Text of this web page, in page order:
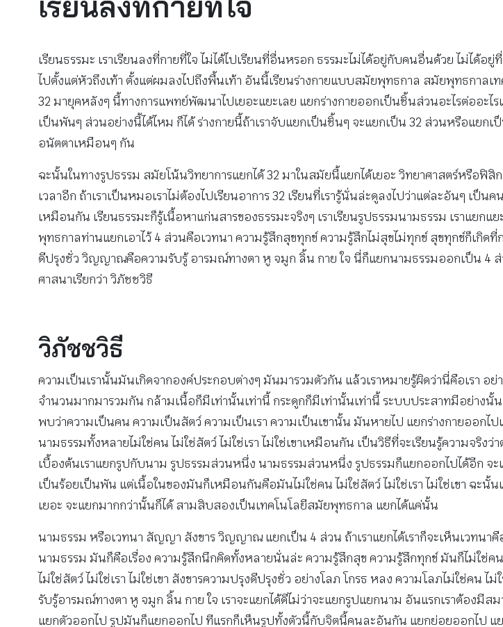
เรียนธรรมะ เราเรียนลงที่กายที่ใจ ไม่ได้ไปเรียนที่อื่นหรอก ธรรมะไม่ได้อยู่กับคนอื่นด้วย ไม่ได้อยู่
ไปตั้งแต่หัวถึงเท้า ตั้งแต่ผมลงไปถึงพื้นเท้า อันนี้เรียนร่างกายแบบสมัยพุทธกาล สมัยพุทธกาลเ
32 มายุคหลังๆ นี้ทางการแพทย์พัฒนาไปเยอะแยะเลย แยกร่างกายออกเป็นชิ้นส่วนอะไรต่ออะไ
เป็นพันๆ ส่วนอย่างนี้ได้ไหม ก็ได้ ร่างกายนี้ถ้าเราจับแยกเป็นชิ้นๆ จะแยกเป็น 32 ส่วนหรือแย
อนัตตาเหมือนๆ กัน
ฉะนั้นในทางรูปธรรม สมัยโน้นวิทยาการแยกได้ 32 มาในสมัยนี้แยกได้เยอะ วิทยาศาสตร์หรือ
เวลาอีก ถ้าเราเป็นหมอเราไม่ต้องไปเรียนอาการ 32 เรียนที่เรารู้นั่นล่ะดูลงไปว่าแต่ละอันๆ เป็
เหมือนกัน เรียนธรรมะก็รู้เนื้อหาแก่นสารของธรรมะจริงๆ เราเรียนรูปธรรมนามธรรม เราแย
พุทธกาลท่านแยกเอาไว้ 4 ส่วนคือเวทนา ความรู้สึกสุขทุกข์ ความรู้สึกไม่สุขไม่ทุกข์ สุขทุกข์ก็เกิ
ดีปรุงชั่ว วิญญาณคือความรับรู้ อารมณ์ทางตา หู จมูก ลิ้น กาย ใจ นี่ก็แยกนามธรรมออกเป็น 4 ส่
ศาสนาเรียกว่า วิภัชชวิธี
วิภัชชวิธี
ความเป็นเรานั้นมันเกิดจากองค์ประกอบต่างๆ มันมารวมตัวกัน แล้วเราหมายรู้ผิดว่านี่คือเรา
จำนวนมากมารวมกัน กล้ามเนื้อก็มีเท่านั้นเท่านี้ กระดูกก็มีเท่านั้นเท่านี้ ระบบประสาทมีอย่างนั้
พบว่าความเป็นคน ความเป็นสัตว์ ความเป็นเรา ความเป็นเขานั้น มันหายไป แยกร่างกายออกไ
นามธรรมทั้งหลายไม่ใช่คน ไม่ใช่สัตว์ ไม่ใช่เรา ไม่ใช่เขาเหมือนกัน เป็นวิธีที่จะเรียนรู้ความจริงว่
เบื้องต้นเราแยกรูปกับนาม รูปธรรมส่วนหนึ่ง นามธรรมส่วนหนึ่ง รูปธรรมก็แยกออกไปได้อีก จ
เป็นร้อยเป็นพัน แต่เนื้อในของมันก็เหมือนกันคือมันไม่ใช่คน ไม่ใช่สัตว์ ไม่ใช่เรา ไม่ใช่เขา ฉะนั้
เยอะ จะแยกมากกว่านั้นก็ได้ สามสิบสองเป็นเทคโนโลยีสมัยพุทธกาล แยกได้แค่นั้น
นามธรรม หรือเวทนา สัญญา สังขาร วิญญาณ แยกเป็น 4 ส่วน ถ้าเราแยกได้เราก็จะเห็นเวทนาคื
นามธรรม มันก็คือเรื่อง ความรู้สึกนึกคิดทั้งหลายนั่นล่ะ ความรู้สึกสุข ความรู้สึกทุกข์ มันก็ไม่ใช่คน
ไม่ใช่สัตว์ ไม่ใช่เรา ไม่ใช่เขา สังขารความปรุงดีปรุงชั่ว อย่างโลภ โกรธ หลง ความโลภไม่ใช่ค
รับรู้อารมณ์ทางตา หู จมูก ลิ้น กาย ใจ เราจะแยกได้ดีไม่ว่าจะแยกรูปแยกนาม อันแรกเราต้อง
แยกตัวออกไป รูปมันก็แยกออกไป ทีแรกก็เห็นรูปทั้งตัวนี้กับจิตนี้คนละอันกัน แยกย่อยออกไป